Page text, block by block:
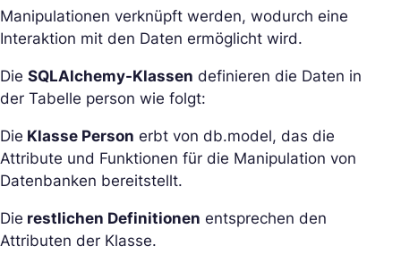
Manipulationen verknüpft werden, wodurch eine
Interaktion mit den Daten ermöglicht wird.
Die SQLAlchemy-Klassen definieren die Daten in
der Tabelle person wie folgt:
Die Klasse Person erbt von db.model, das die
Attribute und Funktionen für die Manipulation von
Datenbanken bereitstellt.
Die restlichen Definitionen entsprechen den
Attributen der Klasse.